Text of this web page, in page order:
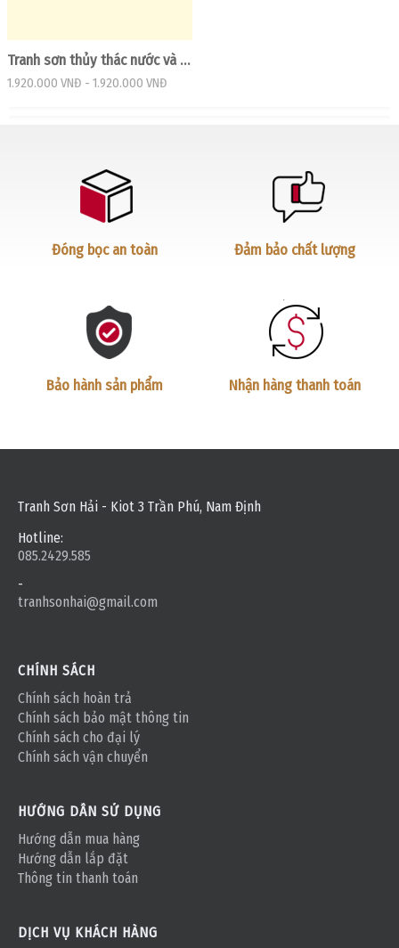
Tranh sơn thủy thác nước và cây đẹp
1.920.000 VNĐ - 1.920.000 VNĐ
Đóng bọc an toàn Đảm bảo chất lượng
Bảo hành sản phẩm Nhận hàng thanh toán
Tranh Sơn Hải - Kiot 3 Trần Phú, Nam Định
Hotline:
085.2429.585
-
tranhsonhai@gmail.com
CHÍNH SÁCH
Chính sách hoàn trả
Chính sách bảo mật thông tin
Chính sách cho đại lý
Chính sách vận chuyển
HƯỚNG DẪN SỬ DỤNG
Hướng dẫn mua hàng
Hướng dẫn lắp đặt
Thông tin thanh toán
DỊCH VỤ KHÁCH HÀNG